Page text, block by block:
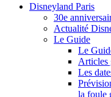
Disneyland Paris
30e
Actualité
Le Guide
Le
Articles
Les
la foule